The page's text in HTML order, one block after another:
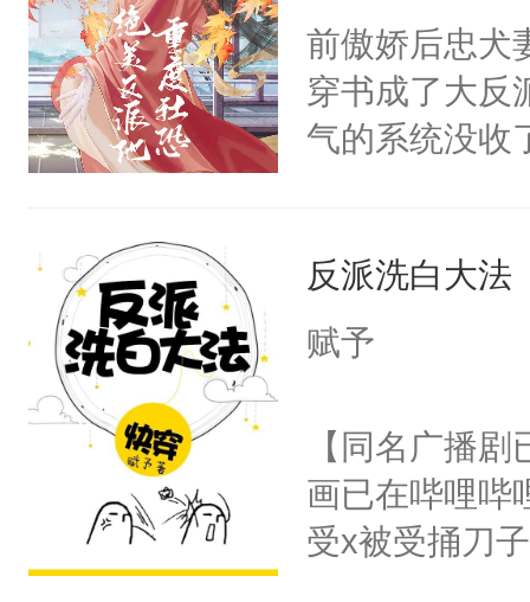
朝，一个从未
为三种性别。
构与男子相同
了一颗红色
人，最终坐上
前傲娇后忠犬
穿书成了大反
气的系统没收
用见人，因为
言神龙见首不
名蛇蛇，跟
不知道，那小
头，魔尊墨宴
宴：柳折枝你
反派洗白大法
赋予
【同名广播
画已在哔哩哔
受x被受捅刀